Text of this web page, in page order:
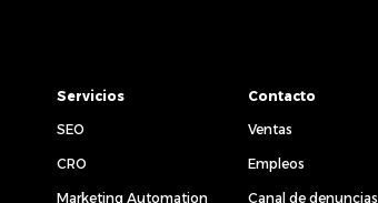
Servicios
SEO
CRO
Marketing Automation
Contacto
Ventas
Empleos
Canal de denuncias